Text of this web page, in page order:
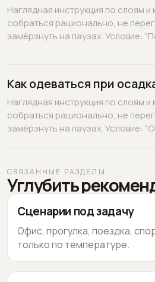
Наглядная инструкция по слоям
собраться рационально, не
замёрзнуть на паузах. Условие:
Как одеваться при
Наглядная инструкция по слоям
собраться рационально, не
замёрзнуть на паузах. Условие:
СВЯЗАННЫЕ РАЗДЕЛЫ
Углубить
Сценарии под задачу
Офис, прогулка, поездка,
только по температуре.